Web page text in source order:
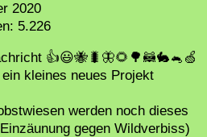
2020
5.226
👍😃🐝🐛🦋🌻🌳🦝🐇🐁🍏
kleines neues Projekt
werden noch dieses
gegen Wildverbiss)